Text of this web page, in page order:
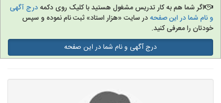
دانشگاه
کنکور و مشاوره
تدریس به کودکان
اگر شما هم به کار تدریس مشغول هستید با کلیک روی دکمهدرج آگهی
و نام شما در این صفحهدر سایت «هزار استاد» ثبت نام نموده و سپس
خودتان را معرفی کنید.
درج آگهی و نام شما در این صفحه